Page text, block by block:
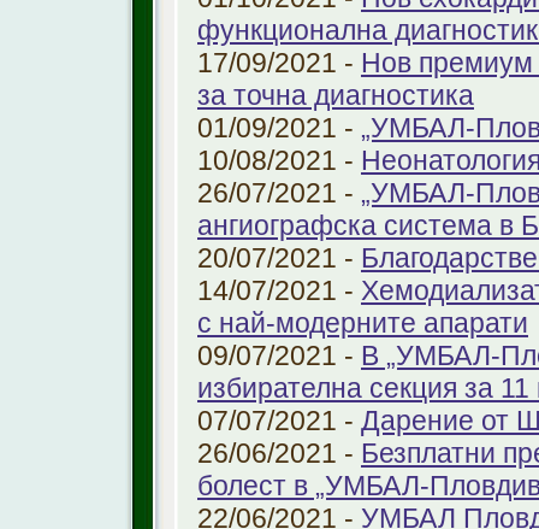
функционална
17/09/2021 - Нов премиум
за точна диагностика
01/09/2021 - „УМБАЛ-
10/08/2021 -
26/07/2021 - „УМБАЛ-
ангиографска система в
20/07/2021 -
14/07/2021 -
с най-модерните апарати
09/07/2021 - В „УМБАЛ-
избирателна секция за 11
07/07/2021 - Дарение от
26/06/2021 - Безплатни
болест в „УМБАЛ-
22/06/2021 - УМБАЛ